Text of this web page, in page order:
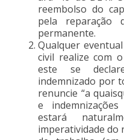
reembolso do
pela reparação
permanente.
Qualquer
civil realize com
este se
indemnizado por
renuncie “a
e
estará
imperatividade do